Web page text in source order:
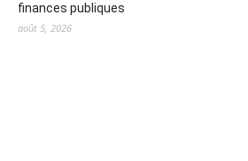
finances publiques
août 5, 2026